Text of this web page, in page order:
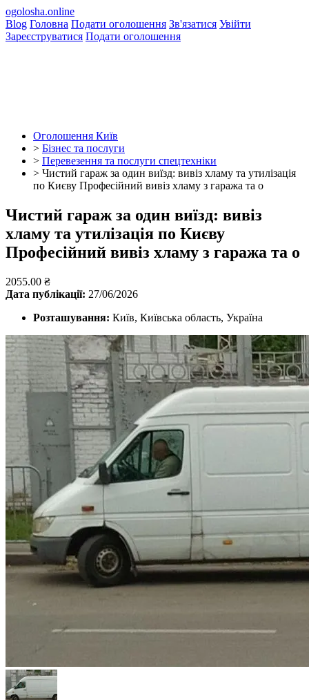
ogolosha.online
Blog Головна Подати оголошення Зв'язатися Увійти
Зареєструватися Подати оголошення
Оголошення Київ
> Бізнес та послуги
> Перевезення та послуги спецтехніки
> Чистий гараж за один виїзд: вивіз хламу та утилізація
по Києву Професійний вивіз хламу з гаража та о
Чистий гараж за один виїзд: вивіз
хламу та утилізація по Києву
Професійний вивіз хламу з гаража та о
2055.00 ₴
Дата публікації: 27/06/2026
Розташування: Київ, Київська область, Україна